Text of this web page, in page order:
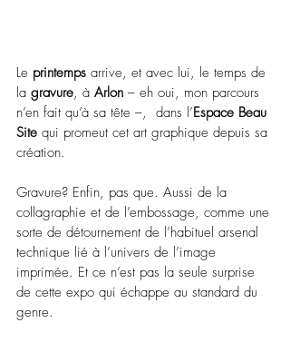
Le printemps arrive, et avec lui, le temps de
la gravure, à Arlon – eh oui, mon parcours
n’en fait qu’à sa tête –,  dans l’Espace Beau
Site qui promeut cet art graphique depuis sa
création.
Gravure? Enfin, pas que. Aussi de la
collagraphie et de l’embossage, comme une
sorte de détournement de l’habituel arsenal
technique lié à l’univers de l’image
imprimée. Et ce n’est pas la seule surprise
de cette expo qui échappe au standard du
genre.